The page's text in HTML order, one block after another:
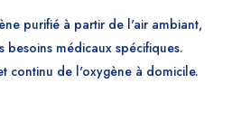
purifié à partir de l'air ambiant,
médicaux spécifiques.
continu de l'oxygène à domicile.